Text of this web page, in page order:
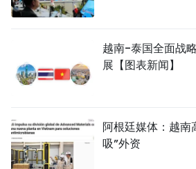
越南-泰国全面战
展【图表新闻】
阿根廷媒体：越南
吸”外资